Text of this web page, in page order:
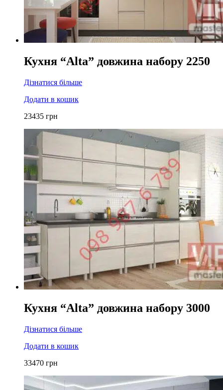
Кухня “Alta” довжина набору 2250
Дізнатися більше
Додати в кошик
23435 грн
Кухня “Alta” довжина набору 3000
Дізнатися більше
Додати в кошик
33470 грн